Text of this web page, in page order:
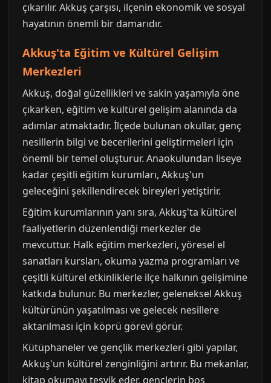
çıkarılır. Akkuş çarşısı, ilçenin ekonomik ve sosyal
hayatının önemli bir damarıdır.
Akkuş'ta Eğitim ve Kültürel Gelişim
Merkezleri
Akkuş, doğal güzellikleri ve sakin yaşamıyla öne
çıkarken, eğitim ve kültürel gelişim alanında da
adımlar atmaktadır. İlçede bulunan okullar, genç
nesillerin bilgi ve becerilerini geliştirmeleri için
önemli bir temel oluşturur. Anaokulundan liseye
kadar çeşitli eğitim kurumları, Akkuş'un
geleceğini şekillendirecek bireyleri yetiştirir.
Eğitim kurumlarının yanı sıra, Akkuş'ta kültürel
faaliyetlerin düzenlendiği merkezler de
mevcuttur. Halk eğitim merkezleri, yöresel el
sanatları kursları, okuma yazma programları ve
çeşitli kültürel etkinliklerle ilçe halkının gelişimine
katkıda bulunur. Bu merkezler, geleneksel Akkuş
kültürünün yaşatılması ve gelecek nesillere
aktarılması için köprü görevi görür.
Kütüphaneler ve gençlik merkezleri gibi yapılar,
Akkuş'un kültürel zenginliğini artırır. Bu mekanlar,
kitap okumayı teşvik eder, gençlerin boş